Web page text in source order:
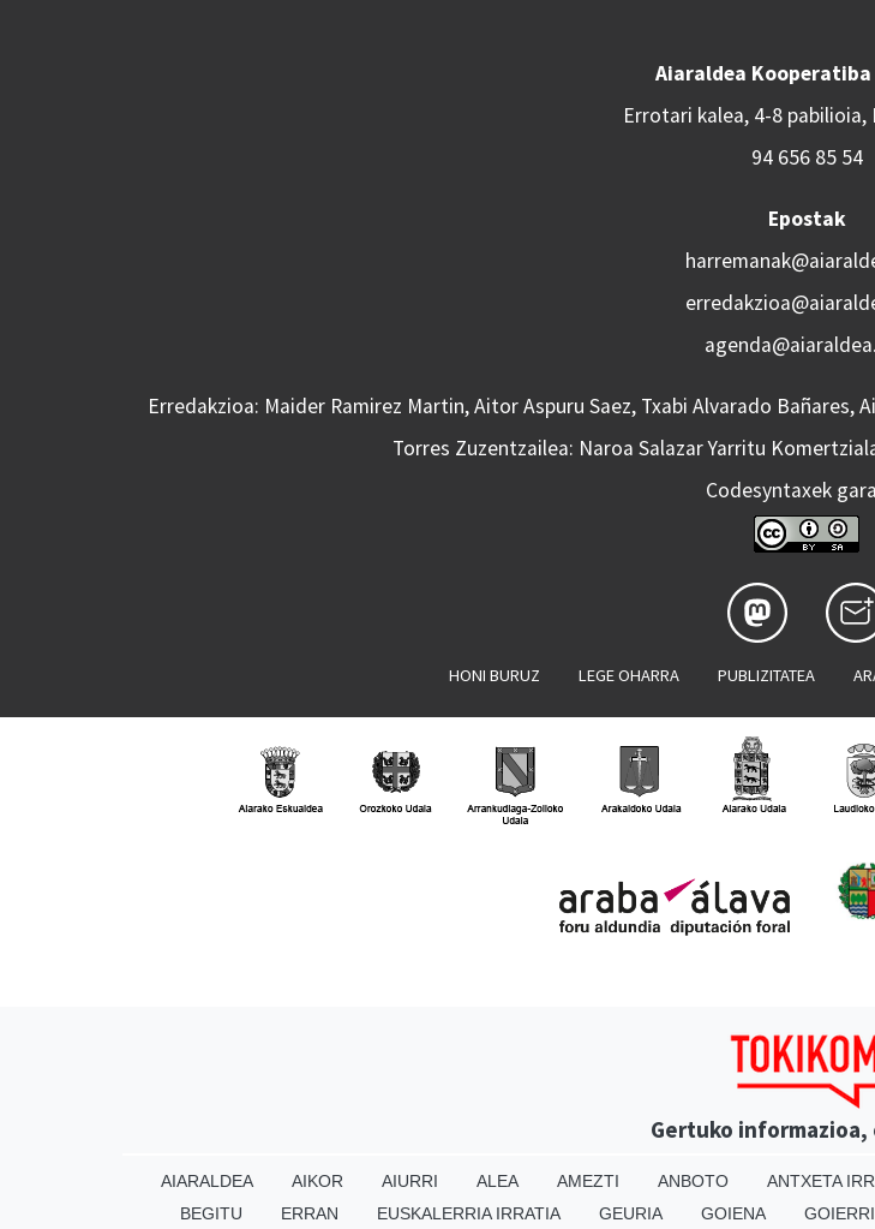
Aiaraldea
Errotari kalea, 4-8 pabilioia,
94 656 85 54
Epostak
Erredakzioa: Maider Ramirez Martin, Aitor Aspuru Saez, Txabi Alvarado
Torres Zuzentzailea: Naroa Salazar Yarritu
Codesyntaxek
HONI BURUZ LEGE OHARRA PUBLIZITATEA
Gertuko informazioa,
AIARALDEA AIKOR AIURRI ALEA AMEZTI ANBOTO ANTXETA
BEGITU
ERRAN EUSKALERRIA IRRATIA GEURIA GOIENA